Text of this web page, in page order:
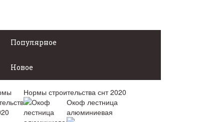
Популярное
Новое
Нормы строительства снт 2020
Окоф лестница
алюминиевая